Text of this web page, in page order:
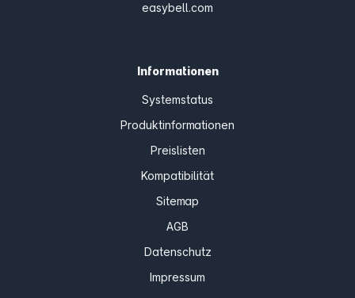
easybell.com
Informationen
Systemstatus
Produktinformationen
Preislisten
Kompatibilität
Sitemap
AGB
Datenschutz
Impressum